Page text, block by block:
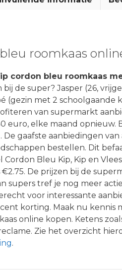
roomkaas
cordon bleu roomkaas
de super? Jasper (26,
(gezin met 2 schoolgaande
van supermarkt
euro, elke maand opnieuw.
De gaafste aanbiedingen
bestellen. Dit
Bleu Kip, Kip en
De prijzen bij de
supers tref je nog meer
voor interessante
korting. Maak nu
online kopen. Ketens
Zie het overzicht
.